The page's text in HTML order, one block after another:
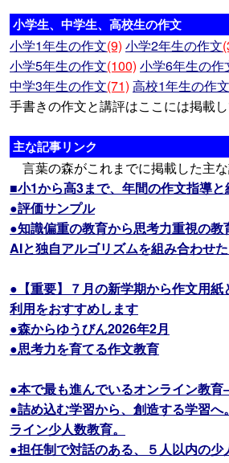
小学生、中学生、高校生の作文
小学1年生の作文(9) 小学2年生の作文
小学5年生の作文(100) 小学6年生の作
中学3年生の作文(71) 高校1年生の作文
手書きの作文と講評はここには掲載
主な記事リンク
言葉の森がこれまでに掲載した主な
■小1から高3まで、年間の作文指導
●評価サンプル
●知識偏重の教育から思考力重視の教
AIと独自アルゴリズムを組み合わせ
●【重要】７月の新学期から作文用
利用をおすすめします
●森からゆうびん2026年2月
●思考力を育てる作文教育
●本で最も進んでいるオンライン教
●詰め込む学習から、創造する学習
ライン少人数教育。
●担任制で対話のある、５人以内の